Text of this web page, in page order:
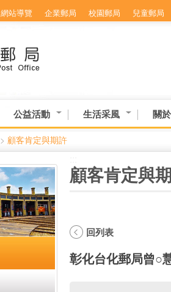
網站導覽 企業郵局 校園郵局 兒童郵局
公益活動 生活采風 關
> 顧客肯定與期許
顧客肯定與
回列表
彰化台化郵局曾○